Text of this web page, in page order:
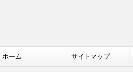
ホーム サイトマップ